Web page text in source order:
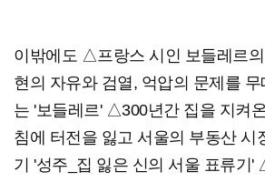
이밖에도 △프랑스 시인 보들레르
현의 자유와 검열, 억압의 문제를 무
는 '보들레르' △300년간 집을 지켜
침에 터전을 잃고 서울의 부동산 시
기 '성주_집 잃은 신의 서울 표류기'